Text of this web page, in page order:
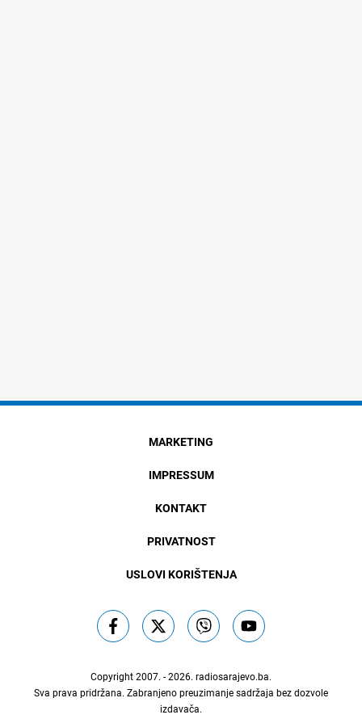
MARKETING
IMPRESSUM
KONTAKT
PRIVATNOST
USLOVI KORIŠTENJA
Copyright 2007. - 2026. radiosarajevo.ba.
Sva prava pridržana. Zabranjeno preuzimanje sadržaja bez dozvole
izdavača.